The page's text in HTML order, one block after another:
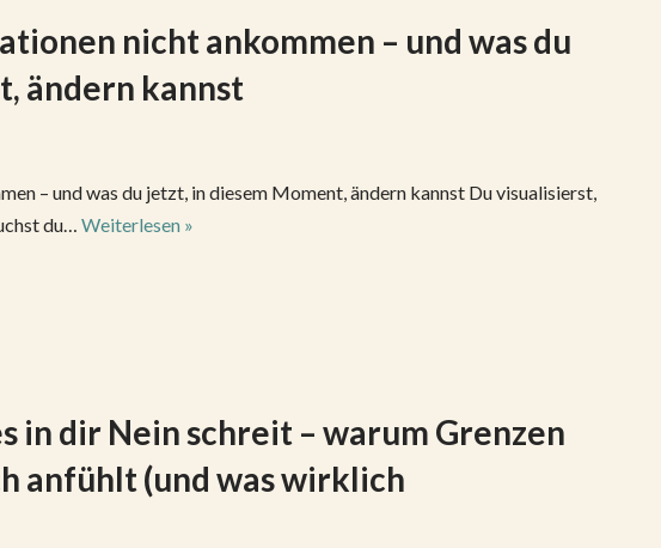
nicht ankommen – und was du
ändern kannst
– und was du jetzt, in diesem Moment, ändern kannst Du visualisierst,
du… Weiterlesen »
in dir Nein schreit – warum Grenzen
anfühlt (und was wirklich